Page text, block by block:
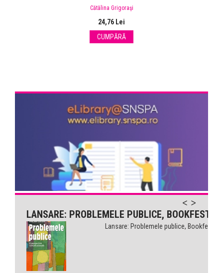
Cătălina Grigoraşi
24,76 Lei
CUMPĂRĂ
LANSARE: PROBLEMELE PUBLICE, BOOKFEST
Lansare: Problemele publice, Bookfest